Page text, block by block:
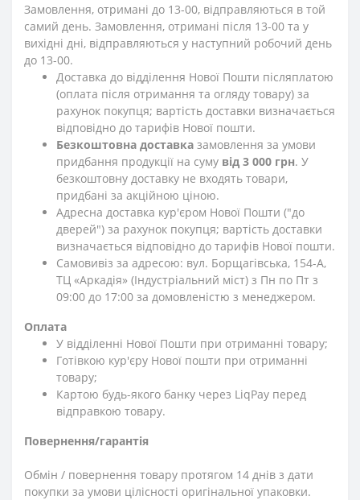
Замовлення, отримані до 13-00, відправляються в той
самий день. Замовлення, отримані після 13-00 та у
вихідні дні, відправляються у наступний робочий день
до 13-00.
Доставка до відділення Нової Пошти післяплатою
(оплата після отримання та огляду товару) за
рахунок покупця; вартість доставки визначається
відповідно до тарифів Нової пошти.
Безкоштовна доставка замовлення за умови
придбання продукції на суму від 3 000 грн. У
безкоштовну доставку не входять товари,
придбані за акційною ціною.
Адресна доставка кур'єром Нової Пошти ("до
дверей") за рахунок покупця; вартість доставки
визначається відповідно до тарифів Нової пошти.
Самовивіз за адресою: вул. Борщагівська, 154-А,
ТЦ «Аркадія» (Індустріальний міст) з Пн по Пт з
09:00 до 17:00 за домовленістю з менеджером.
Оплата
У відділенні Нової Пошти при отриманні товару;
Готівкою кур'єру Нової пошти при отриманні
товару;
Картою будь-якого банку через LiqPay перед
відправкою товару.
Повернення/гарантія
Обмін / повернення товару протягом 14 днів з дати
покупки за умови цілісності оригінальної упаковки.